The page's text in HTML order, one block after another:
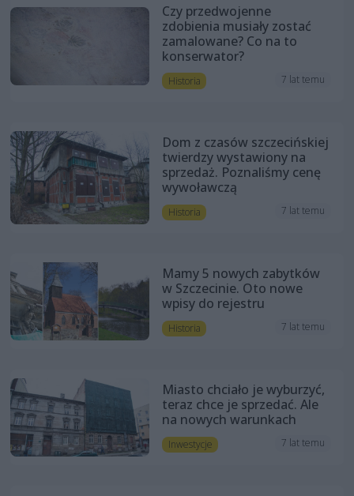
Czy przedwojenne
zdobienia musiały zostać
zamalowane? Co na to
konserwator?
Historia 7 lat temu
Dom z czasów szczecińskiej
twierdzy wystawiony na
sprzedaż. Poznaliśmy cenę
wywoławczą
Historia 7 lat temu
Mamy 5 nowych zabytków
w Szczecinie. Oto nowe
wpisy do rejestru
Historia 7 lat temu
Miasto chciało je wyburzyć,
teraz chce je sprzedać. Ale
na nowych warunkach
Inwestycje 7 lat temu